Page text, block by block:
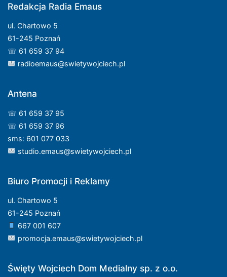
Redakcja Radia Emaus
ul. Chartowo 5
61-245 Poznań
☏ 61 659 37 94
radioemaus@swietywojciech.pl
Antena
☏ 61 659 37 95
☏ 61 659 37 96
sms: 601 077 033
studio.emaus@swietywojciech.pl
Biuro Promocji i Reklamy
ul. Chartowo 5
61-245 Poznań
667 001 607
promocja.emaus@swietywojciech.pl
Święty Wojciech Dom Medialny sp. z o.o.